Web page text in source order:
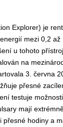
Explorer) je
mezi 0,2 až
u tohoto
na
3. června
přesné
testuje
mají
hodiny a